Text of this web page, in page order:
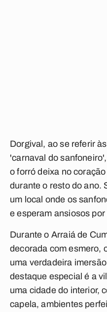
Dorgival, ao se referir
'carnaval do
o forró deixa no
durante o resto do ano.
um local onde os
e esperam ansiosos
Durante o Arraiá de
decorada com esmero,
uma verdadeira
destaque especial é a
uma cidade do interior,
capela, ambientes